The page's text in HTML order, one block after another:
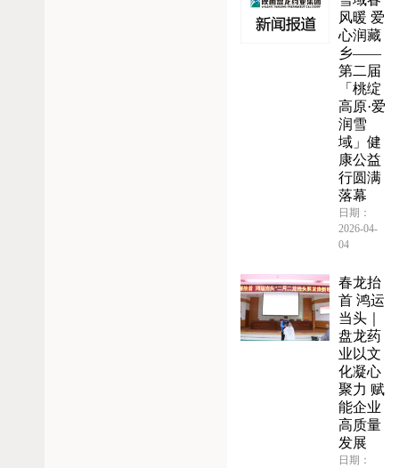
风暖 爱
心润藏
乡——
第二届
「桃绽
高原·爱
润雪
域」健
康公益
行圆满
落幕
日期：
2026-04-
04
春龙抬
首 鸿运
当头｜
盘龙药
业以文
化凝心
聚力 赋
能企业
高质量
发展
日期：